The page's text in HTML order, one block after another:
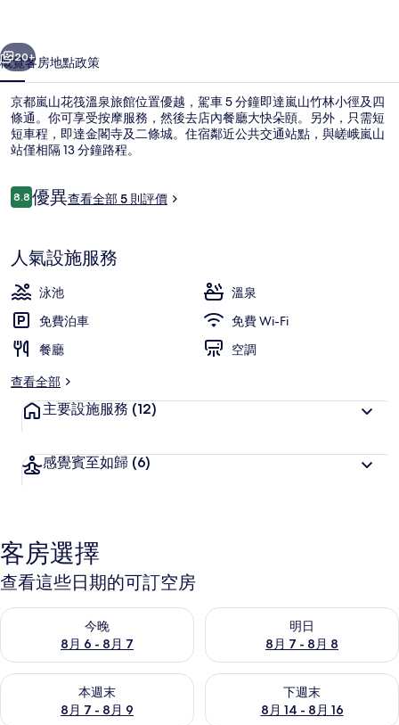
泉
旅
館
相
集
個 下一個
20+
概覽客房地點政策
京都嵐山花筏溫泉旅館位置優越，駕車 5 分鐘即達嵐山竹林小徑及四
條通。你可享受按摩服務，然後去店內餐廳大快朵頤。另外，只需短
短車程，即達金閣寺及二條城。住宿鄰近公共交通站點，與嵯峨嵐山
站僅相隔 13 分鐘路程。
評
價
8.88.8 分，滿分 10 分，
優異查看全部 5 則評價
人氣設施服務
泳池
溫泉
免費泊車
免費 Wi-Fi
餐廳
空調
查看全部
主要設施服務 (12)
感覺賓至如歸 (6)
客房選擇
查看這些日期的可訂空房
今晚
8月 6 - 8月 7
查看今晚 8月 6 - 8月 7的可訂空房
明日
8月 7 - 8月 8
查看明日 8月 7 - 8月 8的可訂
本週末
8月 7 - 8月 9
查看本週末 8月 7 - 8月 9的可訂空房
下週末
8月 14 - 8月 16
查看下週末 8月 14 - 8月 16的